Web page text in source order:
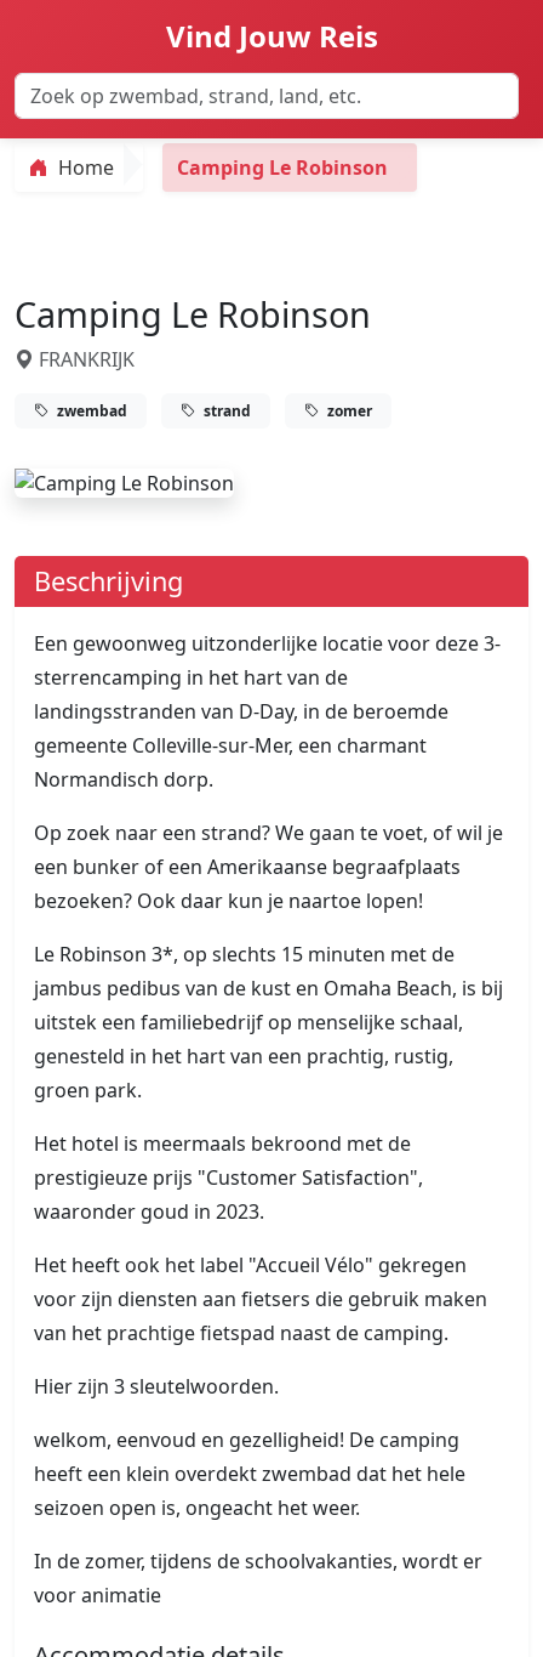
Vind Jouw Reis
Home Camping Le Robinson
Camping Le Robinson
FRANKRIJK
zwembad strand zomer
Beschrijving
Een gewoonweg uitzonderlijke locatie voor deze 3-
sterrencamping in het hart van de
landingsstranden van D-Day, in de beroemde
gemeente Colleville-sur-Mer, een charmant
Normandisch dorp.
Op zoek naar een strand? We gaan te voet, of wil je
een bunker of een Amerikaanse begraafplaats
bezoeken? Ook daar kun je naartoe lopen!
Le Robinson 3*, op slechts 15 minuten met de
jambus pedibus van de kust en Omaha Beach, is bij
uitstek een familiebedrijf op menselijke schaal,
genesteld in het hart van een prachtig, rustig,
groen park.
Het hotel is meermaals bekroond met de
prestigieuze prijs "Customer Satisfaction",
waaronder goud in 2023.
Het heeft ook het label "Accueil Vélo" gekregen
voor zijn diensten aan fietsers die gebruik maken
van het prachtige fietspad naast de camping.
Hier zijn 3 sleutelwoorden.
welkom, eenvoud en gezelligheid! De camping
heeft een klein overdekt zwembad dat het hele
seizoen open is, ongeacht het weer.
In de zomer, tijdens de schoolvakanties, wordt er
voor animatie